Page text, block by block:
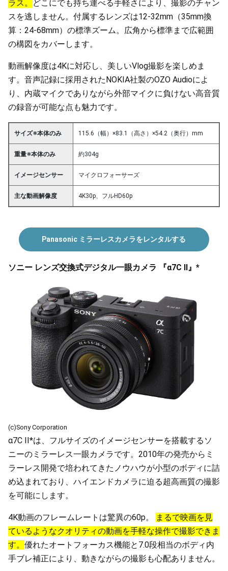
ラス。
どこにでも持ち運べる手軽さにより、撮影のチャン
スを逃しません。付属するレンズは12-32mm（35mm換
算：24-68mm）の標準ズーム。広角から標準まで広範囲
の構図をカバーします。
動画解像度は4Kに対応し、美しいVlog撮影を楽しめま
す。音声記録に採用されたNOKIA社製のOZO Audioによ
り、内蔵マイクでありながら外部マイクに負けない高音質
の録音が可能な点も魅力です。
サイズ※本体のみ 115.6（幅）×83.1（高さ）×54.2（奥行）mm
重量※本体のみ 約304g
イメージセンサー マイクロフォーサーズ
主な動画解像度 4K30p、フルHD60p
Panasonic ミラーレスカメラをレンタルする
ソニー レンズ交換式デジタル一眼カメラ 『α7C II』*
(c)Sony Corporation
α7C II*は、フルサイズのイメージセンサーを搭載するソ
ニーのミラーレス一眼カメラです。2010年の発売からミ
ラーレス開発で培われてきたノウハウが小型のボディに詰
め込まれており、ハイエンドカメラに迫る超高画質の撮影
を可能にします。
4K動画のフレームレートは驚異の60p。
まるで映画を見
ているようなクオリティの動画を手軽な操作で撮影できま
す。 優れたオートフォーカス機能と7.0段相当のボディ内
手ブレ補正により、動きながらの撮影も心配ありません。